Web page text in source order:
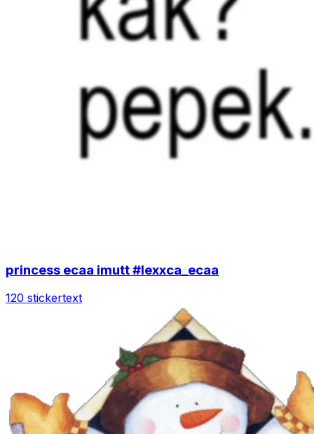
princess ecaa imutt #lexxca_ecaa
120 stickertext